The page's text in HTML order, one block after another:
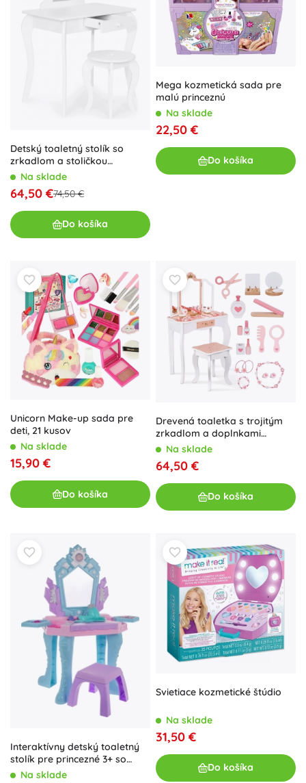
Detský toaletný stolík so
zrkadlom a stoličkou
ECOTOYS
Na sklade
64,50 €74,50 €
Do košíka
Mega kozmetická sada pre
malú princeznú
Na sklade
22,50 €
Do košíka
Unicorn Make-up sada pre
deti, 21 kusov
Na sklade
15,90 €
Do košíka
Drevená toaletka s trojitým
zrkadlom a doplnkami
WOOPIE GREEN
Na sklade
64,50 €
Do košíka
Interaktívny detský toaletný
stolík pre princezné 3+ so
zrkadlom, svetlami a zvukmi
Na sklade
Svietiace kozmetické štúdio
Na sklade
31,50 €
Do košíka